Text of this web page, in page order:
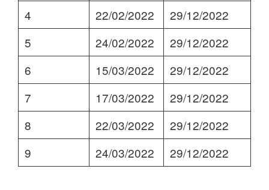
4
22/02/2022
29/12/2022
5
24/02/2022
29/12/2022
6
15/03/2022
29/12/2022
7
17/03/2022
29/12/2022
8
22/03/2022
29/12/2022
9
24/03/2022 29/12/2022